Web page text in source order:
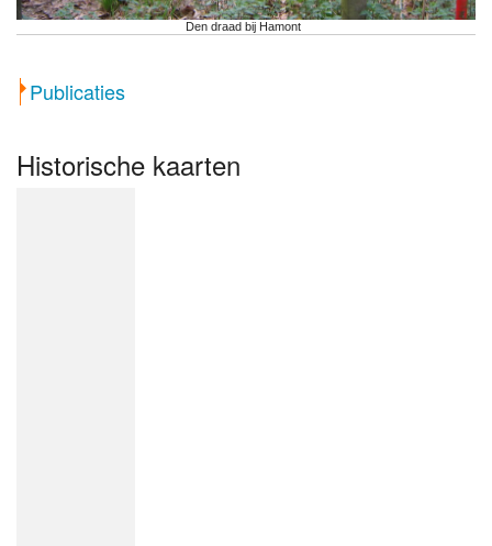
Den draad bij Hamont
Publicaties
Historische kaarten